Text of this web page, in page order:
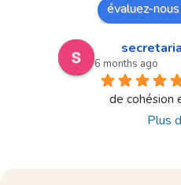
évaluez-
6 months ago
de cohésion
Plus